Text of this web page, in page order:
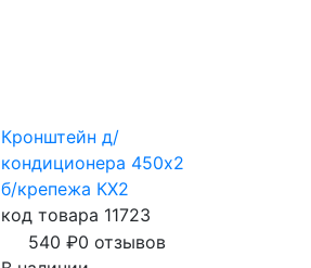
Кронштейн д/
кондиционера 450х2
б/крепежа КХ2
код товара 11723
540 ₽0 отзывов